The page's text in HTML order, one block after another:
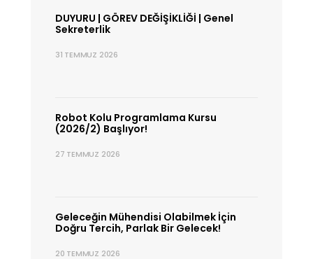
DUYURU | GÖREV DEĞİŞİKLİĞİ | Genel
Sekreterlik
31 TEMMUZ 2026
Robot Kolu Programlama Kursu
(2026/2) Başlıyor!
27 TEMMUZ 2026
Geleceğin Mühendisi Olabilmek İçin
Doğru Tercih, Parlak Bir Gelecek!
20 TEMMUZ 2026